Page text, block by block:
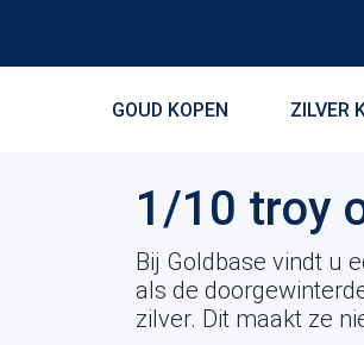
GOUD KOPEN ZILVER
1/10 troy
Bij Goldbase vindt u
als de
zilver. Dit maakt ze